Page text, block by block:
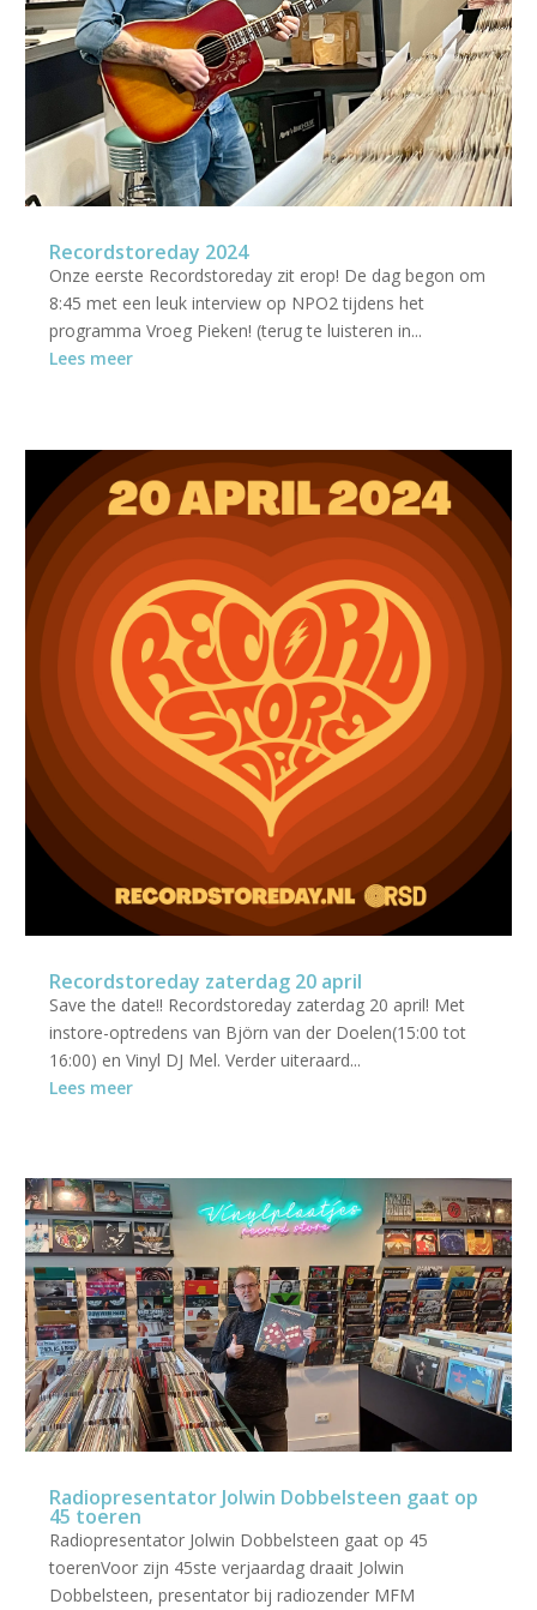
Recordstoreday 2024
Onze eerste Recordstoreday zit erop! De dag begon om
8:45 met een leuk interview op NPO2 tijdens het
programma Vroeg Pieken! (terug te luisteren in...
Lees meer
Recordstoreday zaterdag 20 april
Save the date!! Recordstoreday zaterdag 20 april! Met
instore-optredens van Björn van der Doelen(15:00 tot
16:00) en Vinyl DJ Mel. Verder uiteraard...
Lees meer
Radiopresentator Jolwin Dobbelsteen gaat op
45 toeren
Radiopresentator Jolwin Dobbelsteen gaat op 45
toerenVoor zijn 45ste verjaardag draait Jolwin
Dobbelsteen, presentator bij radiozender MFM